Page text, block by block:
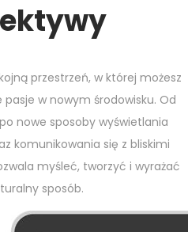
przestrzeń, w której możesz
w nowym środowisku. Od
nowe sposoby wyświetlania
komunikowania się z bliskimi
myśleć, tworzyć i wyrażać
sposób.